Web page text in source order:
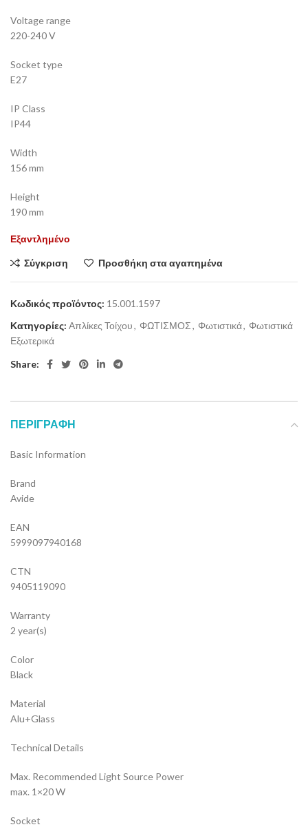
Voltage range
220-240 V
Socket type
E27
IP Class
IP44
Width
156 mm
Height
190 mm
Εξαντλημένο
Σύγκριση Προσθήκη στα αγαπημένα
Κωδικός προϊόντος: 15.001.1597
Κατηγορίες: Απλίκες Τοίχου, ΦΩΤΙΣΜΟΣ, Φωτιστικά, Φωτιστικά
Εξωτερικά
Share:
ΠΕΡΙΓΡΑΦΉ
Basic Information
Brand
Avide
EAN
5999097940168
CTN
9405119090
Warranty
2 year(s)
Color
Black
Material
Alu+Glass
Technical Details
Max. Recommended Light Source Power
max. 1×20 W
Socket